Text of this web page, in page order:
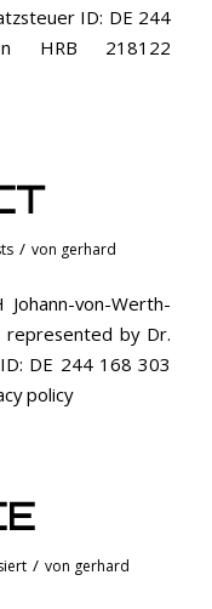
ID: DE 244
HRB 218122
/ von gerhard
Johann-von-Werth-
represented by Dr.
DE 244 168 303
policy
/ von gerhard